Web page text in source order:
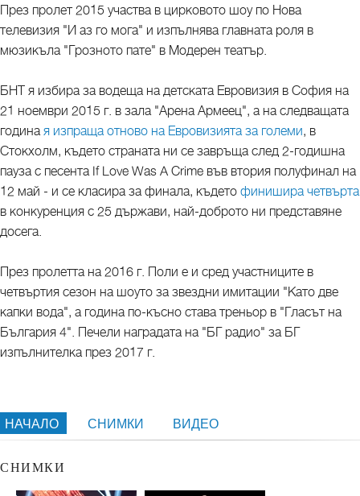
През пролет 2015 участва в цирковото шоу по Нова
телевизия "И аз го мога" и изпълнява главната роля в
мюзикъла "Грозното пате" в Модерен театър.
БНТ я избира за водеща на детската Евровизия в София на
21 ноември 2015 г. в зала "Арена Армеец", а на следващата
годиная изпраща отново на Евровизията за големи, в
Стокхолм, където страната ни се завръща след 2-годишна
пауза с песента If Love Was A Crime във втория полуфинал на
12 май - и се класира за финала, където финишира четвърта
в конкуренция с 25 държави, най-доброто ни представяне
досега.
През пролетта на 2016 г. Поли е и сред участниците в
четвъртия сезон на шоуто за звездни имитации "Като две
капки вода", а година по-късно става треньор в "Гласът на
България 4". Печели наградата на "БГ радио" за БГ
изпълнителка през 2017 г.
НАЧАЛО СНИМКИ ВИДЕО
СНИМКИ